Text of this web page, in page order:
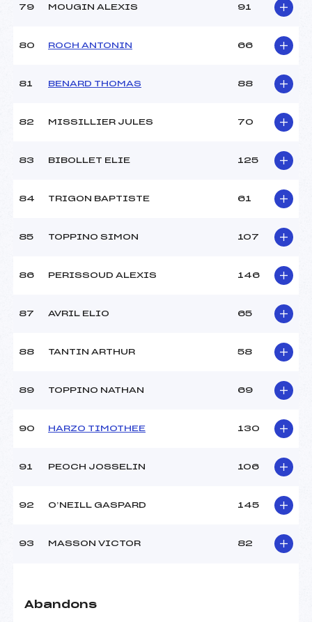
79 MOUGIN ALEXIS 91
80 ROCH ANTONIN 66
81 BENARD THOMAS 88
82 MISSILLIER JULES 70
83 BIBOLLET ELIE 125
84 TRIGON BAPTISTE 61
85 TOPPINO SIMON 107
86 PERISSOUD ALEXIS 146
87 AVRIL ELIO 65
88 TANTIN ARTHUR 58
89 TOPPINO NATHAN 69
90 HARZO TIMOTHEE 130
91 PEOCH JOSSELIN 106
92 O’NEILL GASPARD 145
93 MASSON VICTOR 82
Abandons